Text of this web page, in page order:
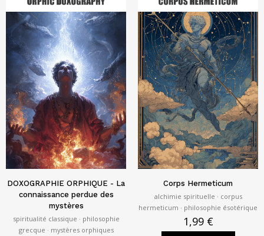
DOXOGRAPHIE ORPHIQUE - La
connaissance perdue des
mystères
spiritualité classique · philosophie
grecque · mystères orphiques
Corps Hermeticum
alchimie spirituelle · corpus
hermeticum · philosophie ésotérique
1,99 €